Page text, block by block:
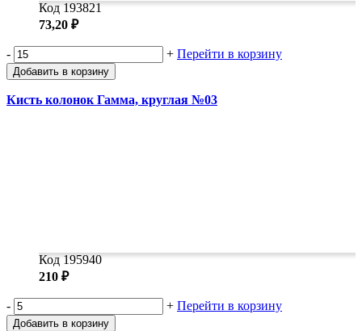
Код 193821
73,20 ₽
- + Перейти в корзину
Добавить в корзину
Кисть колонок Гамма, круглая №03
Код 195940
210 ₽
- + Перейти в корзину
Добавить в корзину